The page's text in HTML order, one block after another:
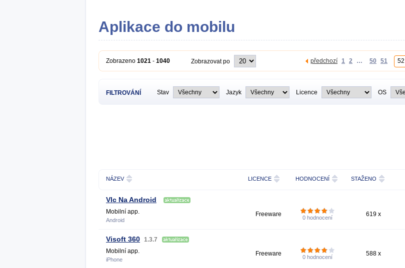
Aplikace do mobilu
Zobrazeno 1021 - 1040 Zobrazovat po předchozí 1 2 … 50 51 52
FILTROVÁNÍ Stav Jazyk Licence OS
NÁZEV LICENCE HODNOCENÍ STAŽENO
Vlc Na Android
Mobilní app.
Android
Freeware 0 hodnocení 619 x
Visoft 360 1.3.7
Mobilní app.
iPhone
Freeware 0 hodnocení 588 x